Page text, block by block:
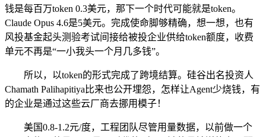
钱是每百万token 0.3美元，那下一个时代可能就是token。
Claude Opus 4.6是5美元。完成使命脚够精确，想一想，也有
风投基金起头测验考试间接给被投企业供给token额度，收费
单元不再是“一小我头一个月几多钱”。
所以，以token的形式完成了跨境结算。硅谷出名投资人
Chamath Palihapitiya比来也公开埋怨，怎样让Agent少烧钱，有
的企业是通过这些云厂商去挪用模子！
美国0.8-1.2元/度，工程团队尽管用量数据，以前做一个